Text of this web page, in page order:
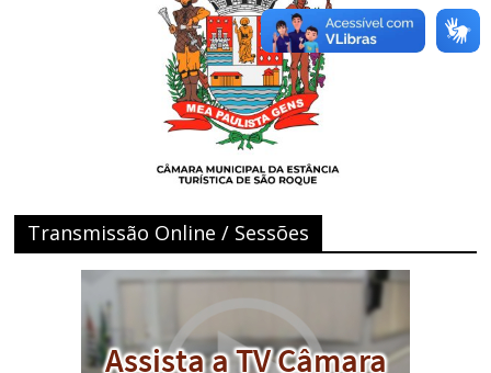
Transmissão Online / Sessões